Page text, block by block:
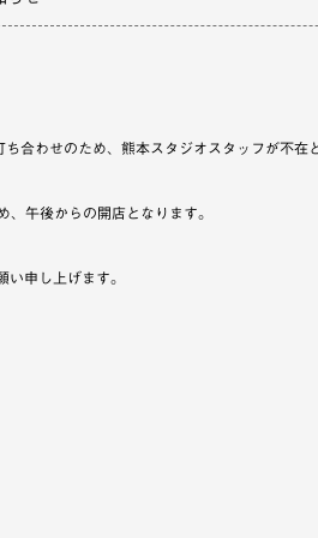
合わせのため、熊本スタジオスタッフが不在
午後からの開店となります。
申し上げます。